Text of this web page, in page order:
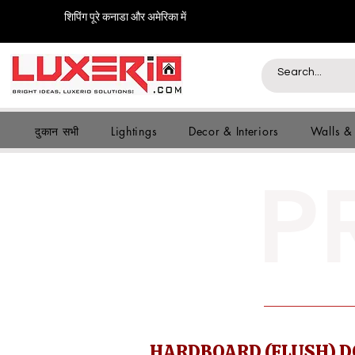
शिपिंग पूरे कनाडा और अमेरिका में
दुकान सभी Lightings Decor & Interiors Walls &